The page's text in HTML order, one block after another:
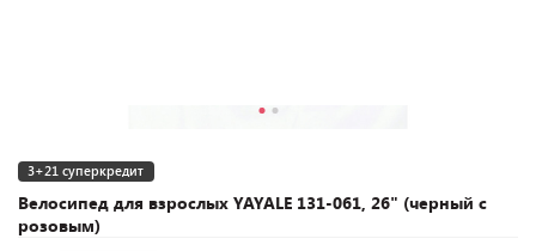
Велосипед для взрослых YAYALE 131-061, 26" (черный с
розовым)
3+21 суперкредит